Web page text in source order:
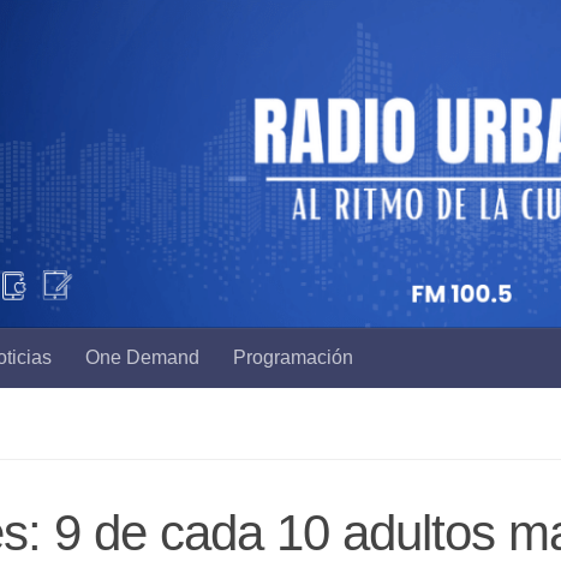
One Demand Programación
9 de cada 10 adultos